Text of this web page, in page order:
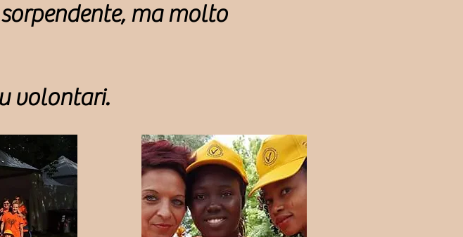
ma molto
volontari.